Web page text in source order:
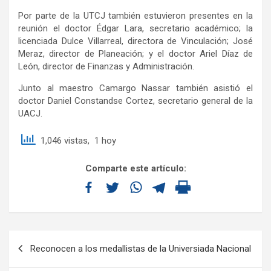
Por parte de la UTCJ también estuvieron presentes en la
reunión el doctor Édgar Lara, secretario académico; la
licenciada Dulce Villarreal, directora de Vinculación; José
Meraz, director de Planeación; y el doctor Ariel Díaz de
León, director de Finanzas y Administración.
Junto al maestro Camargo Nassar también asistió el
doctor Daniel Constandse Cortez, secretario general de la
UACJ.
1,046 vistas, 1 hoy
Comparte este artículo:
Reconocen a los medallistas de la Universiada Nacional